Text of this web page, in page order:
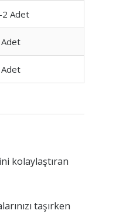
2 Adet
kolaylaştıran
taşırken